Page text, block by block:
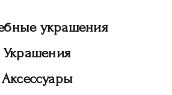
украшения
Украшения
Аксессуары